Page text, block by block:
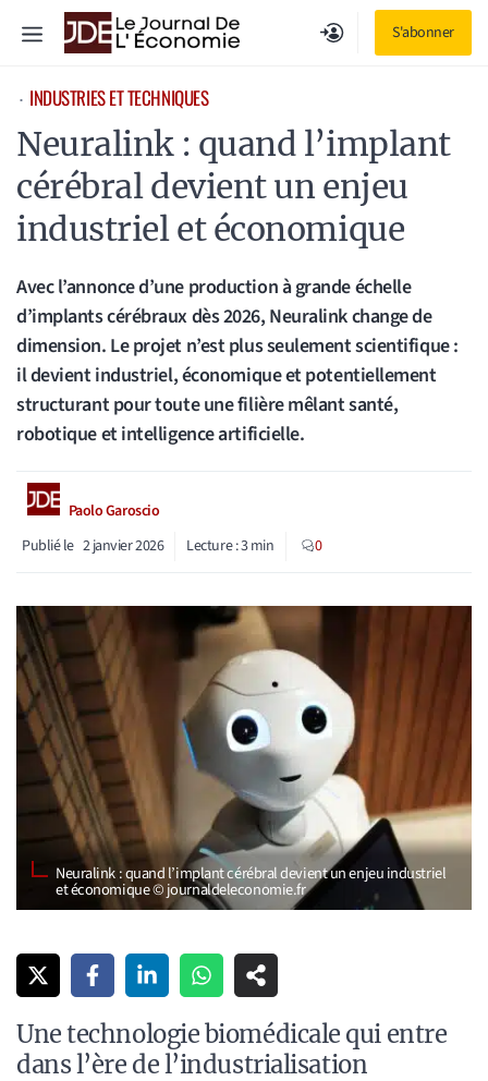
S'abonner
Menu
⋅ INDUSTRIES ET TECHNIQUES
Neuralink : quand l’implant
cérébral devient un enjeu
industriel et économique
Avec l’annonce d’une production à grande échelle
d’implants cérébraux dès 2026, Neuralink change de
dimension. Le projet n’est plus seulement scientifique :
il devient industriel, économique et potentiellement
structurant pour toute une filière mêlant santé,
robotique et intelligence artificielle.
Paolo Garoscio
Publié le 2 janvier 2026 Lecture :3min 0
Neuralink : quand l’implant cérébral devient un enjeu industriel
et économique © journaldeleconomie.fr
Une technologie biomédicale qui entre
dans l’ère de l’industrialisation